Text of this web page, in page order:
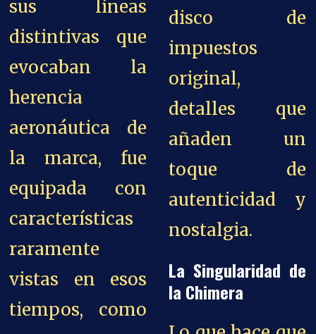
sus líneas
distintivas que
evocaban la
herencia
aeronáutica de
la marca, fue
equipada con
características
raramente
vistas en esos
tiempos, como
disco de
impuestos
original,
detalles que
añaden un
toque de
autenticidad y
nostalgia.
La Singularidad de
la Chimera